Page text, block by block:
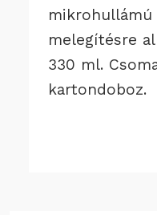
melegítésre
330 ml.
kartondoboz.